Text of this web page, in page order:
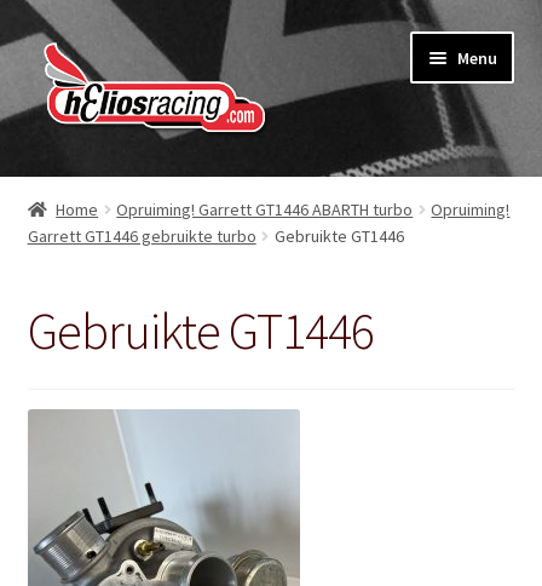
Ga
door
naar
Ga
naar
de
Menu
Webshop
Over Helios Racing
Software service voor garages
Home Opruiming! Garrett GT1446 ABARTH turbo
Opruiming!
Garrett GT1446 gebruikte turbo
Gebruikte GT1446
Gebruikte GT1446